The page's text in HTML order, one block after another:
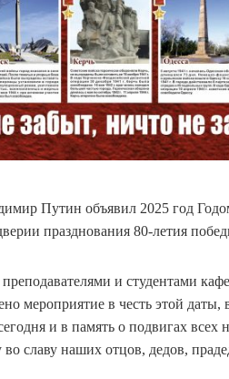
Путин объявил 2025 год
празднования 80-летия
и студентами
мероприятие в честь этой даты,
и в память о подвигах
славу наших отцов, дедов,